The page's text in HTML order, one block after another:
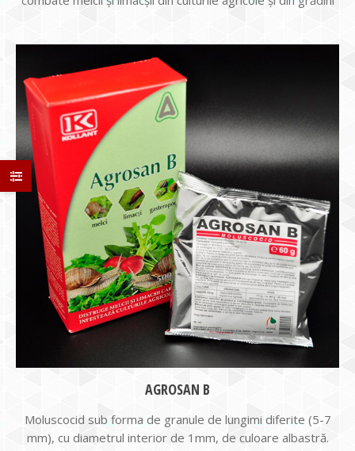
AGROSAN B
Moluscocid sub forma de granule de lungimi diferite (5-7
mm), cu diametrul interior de 1mm, de culoare albastră.